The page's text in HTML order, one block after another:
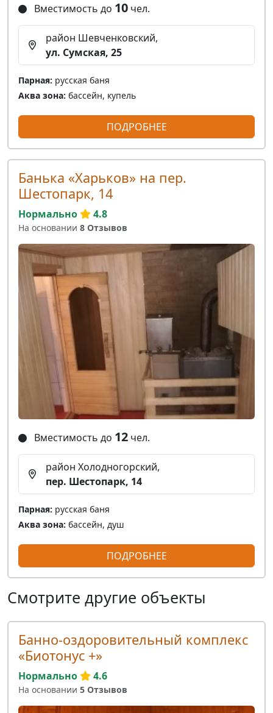
Вместимость до 10 чел.
район Шевченковский,
ул. Сумская, 25
Парная: русская баня
Аква зона: бассейн, купель
ПОДРОБНЕЕ
Банька «Харьков» на пер.
Шестопарк, 14
Нормально 4.8
На основании 8 Отзывов
Вместимость до 12 чел.
район Холодногорский,
пер. Шестопарк, 14
Парная: русская баня
Аква зона: бассейн, душ
ПОДРОБНЕЕ
Смотрите другие объекты
Банно-оздоровительный комплекс
«Биотонус +»
Нормально 4.6
На основании 5 Отзывов